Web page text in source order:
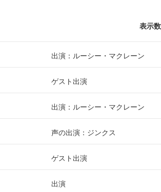
表示数
出演：ルーシー・マクレーン
ゲスト出演
出演：ルーシー・マクレーン
声の出演：ジンクス
ゲスト出演
出演